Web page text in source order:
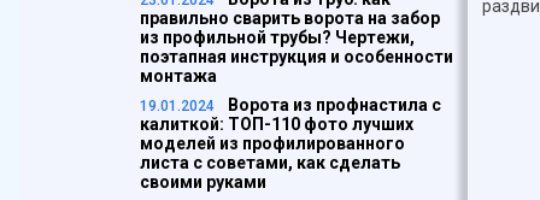
правильно сварить ворота на забор
из профильной трубы? Чертежи,
поэтапная инструкция и особенности
монтажа
19.01.2024
Ворота из профнастила с
калиткой: ТОП-110 фото лучших
моделей из профилированного
листа с советами, как сделать
своими руками